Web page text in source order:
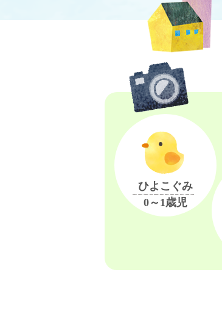
ひよこぐみ
0～1歳児